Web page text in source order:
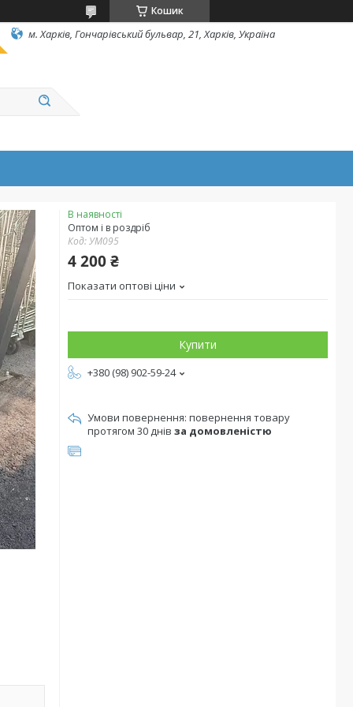
Кошик
м. Харків, Гончарівський бульвар, 21, Харків, Україна
В наявності
Оптом і в роздріб
Код:УМ095
4 200 ₴
Показати оптові ціни
Купити
+380 (98) 902-59-24
повернення товару
протягом 30 днів за домовленістю